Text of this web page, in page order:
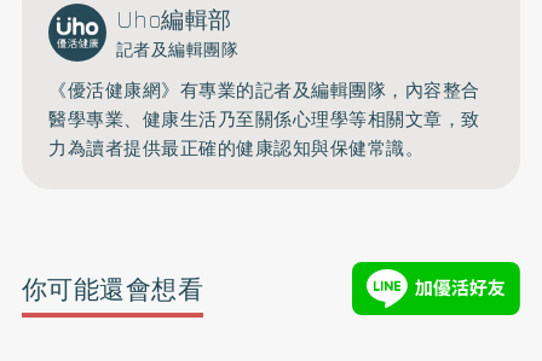
Uho編輯部
記者及編輯團隊
《優活健康網》有專業的記者及編輯團隊，內容整合
醫學專業、健康生活乃至關係心理學等相關文章，致
力為讀者提供最正確的健康認知與保健常識。
你可能還會想看